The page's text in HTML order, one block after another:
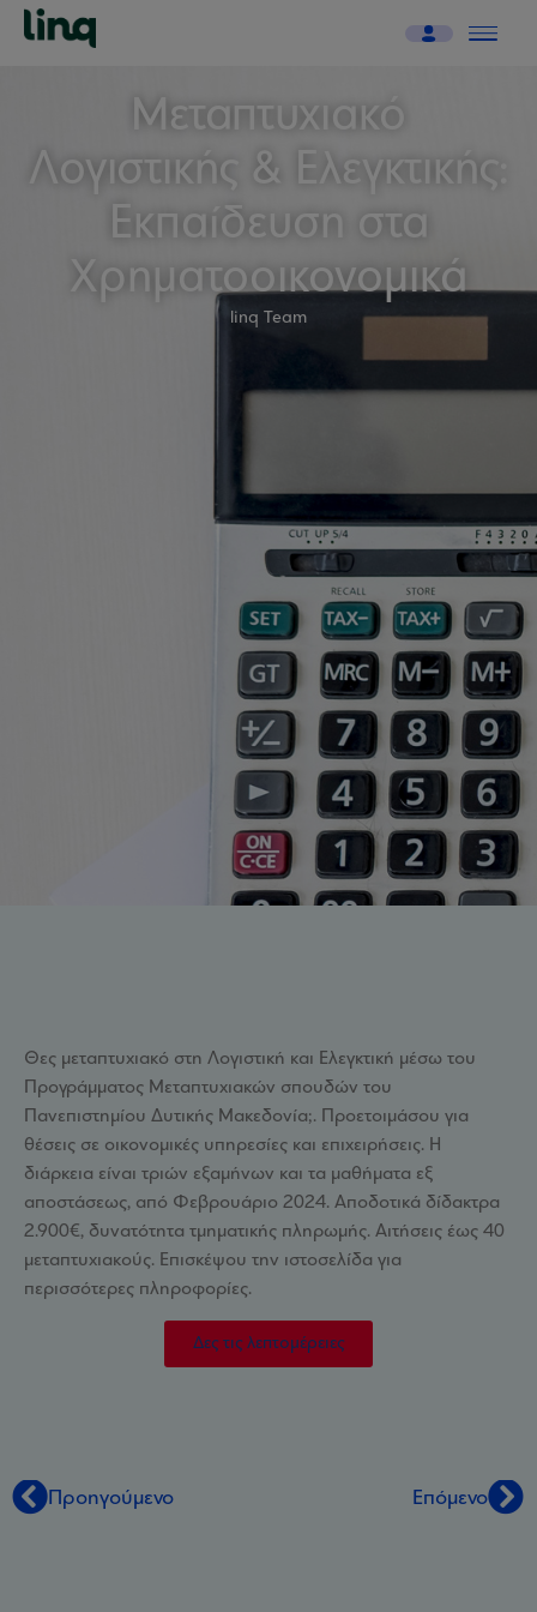
Μεταπτυχιακό
Λογιστικής & Ελεγκτικής:
Εκπαίδευση στα
Χρηματοοικονομικά
linq Team
Θες μεταπτυχιακό στη Λογιστική και Ελεγκτική μέσω του
Προγράμματος Μεταπτυχιακών σπουδών του
Πανεπιστημίου Δυτικής Μακεδονία;. Προετοιμάσου για
θέσεις σε οικονομικές υπηρεσίες και επιχειρήσεις. Η
διάρκεια είναι τριών εξαμήνων και τα μαθήματα εξ
αποστάσεως, από Φεβρουάριο 2024. Αποδοτικά δίδακτρα
2.900€, δυνατότητα τμηματικής πληρωμής. Αιτήσεις έως 40
μεταπτυχιακούς. Επισκέψου την ιστοσελίδα για
περισσότερες πληροφορίες.
Δες τις λεπτομέρειες
Προηγούμενο Επόμενο